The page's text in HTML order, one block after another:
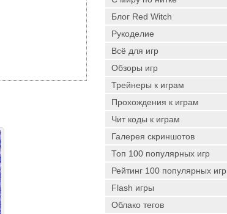
Блог Red Witch
Рукоделие
Всё для игр
Обзоры игр
Трейнеры к играм
Прохождения к играм
Чит коды к играм
Галерея скриншотов
Топ 100 популярных игр
Рейтинг 100 популярных игр
Flash игры
Облако тегов